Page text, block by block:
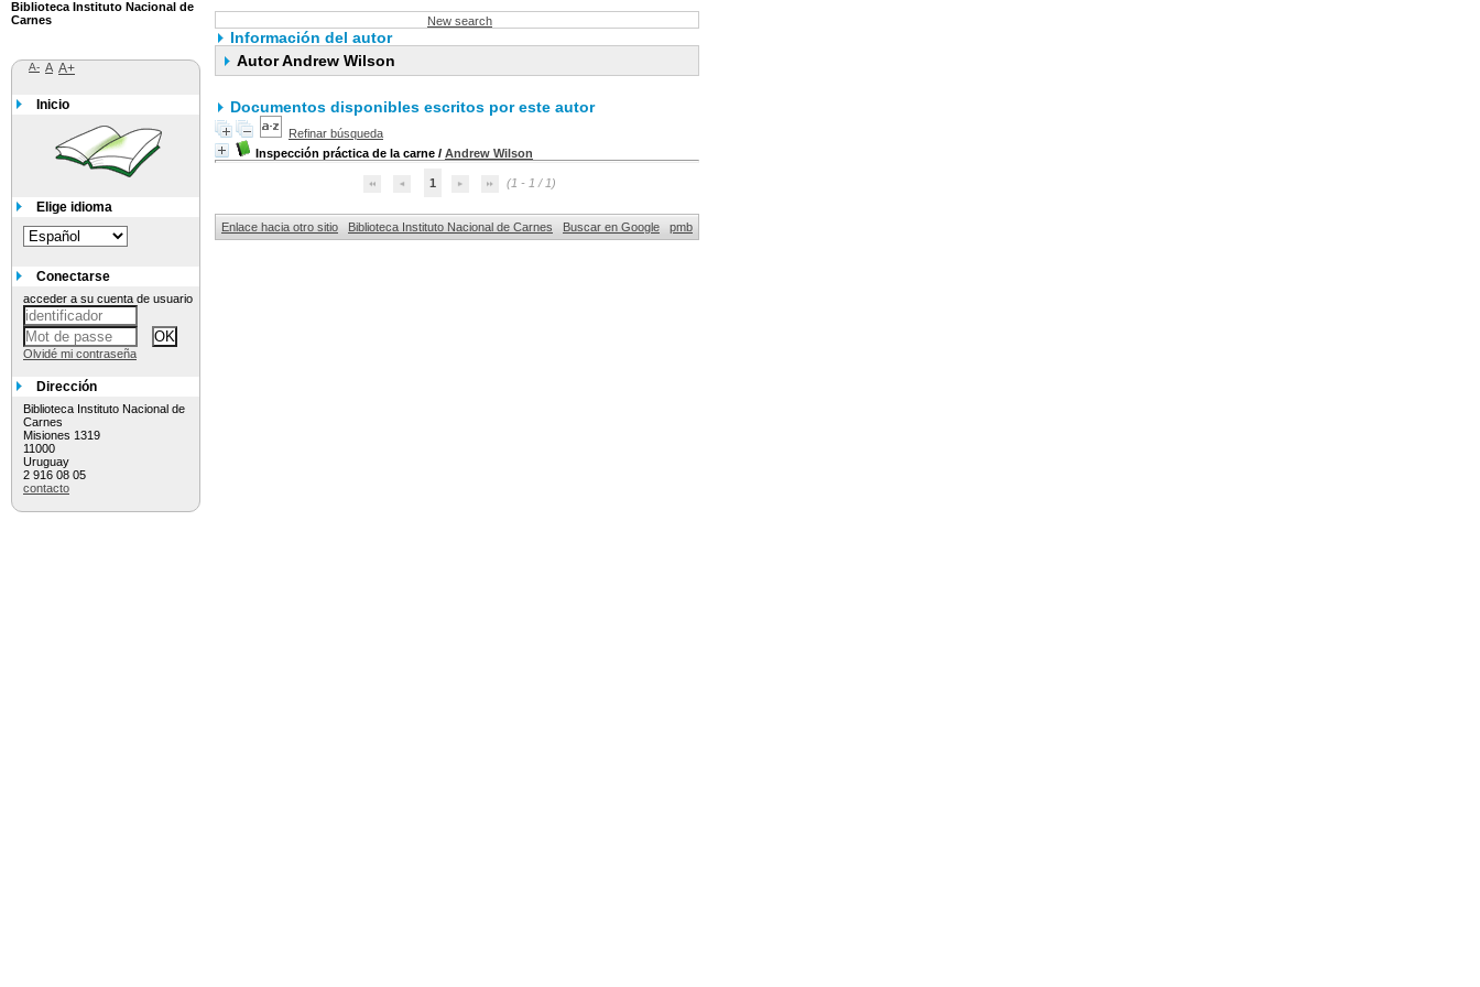
New search
Información del autor
Autor Andrew Wilson
Documentos disponibles escritos por este autor
Refinar búsqueda
Inspección práctica de la carne / Andrew Wilson
1 (1 - 1 / 1)
Enlace hacia otro sitio Biblioteca Instituto Nacional de Carnes Buscar en Google pmb
Biblioteca Instituto Nacional de
Carnes
A- A A+
Inicio
Elige idioma
Conectarse
acceder a su cuenta de usuario
Olvidé mi contraseña
Dirección
Biblioteca Instituto Nacional de
Carnes
Misiones 1319
11000
Uruguay
2 916 08 05
contacto